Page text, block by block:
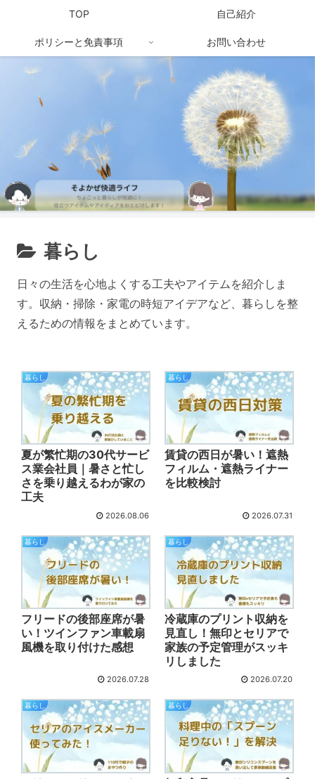
TOP 自己紹介
ポリシーと免責事項 お問い合わせ
暮らし
日々の生活を心地よくする工夫やアイテムを紹介しま
す。収納・掃除・家電の時短アイデアなど、暮らしを整
えるための情報をまとめています。
暮らし
夏が繁忙期の30代サービ
ス業会社員｜暑さと忙し
さを乗り越えるわが家の
工夫
2026.08.06
暮らし
賃貸の西日が暑い！遮熱
フィルム・遮熱ライナー
を比較検討
2026.07.31
暮らし
フリードの後部座席が暑
い！ツインファン車載扇
風機を取り付けた感想
2026.07.28
暮らし
冷蔵庫のプリント収納を
見直し！無印とセリアで
家族の予定管理がスッキ
リしました
2026.07.20
暮らし 暮らし